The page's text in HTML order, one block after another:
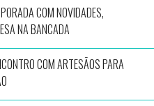
COM NOVIDADES,
NA BANCADA
COM ARTESÃOS PARA